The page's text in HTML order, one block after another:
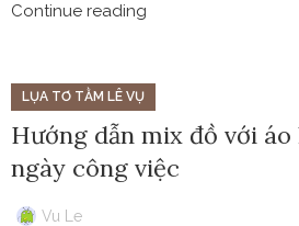
Continue reading
LỤA TƠ TẰM LÊ VỤ
Hướng dẫn mix đồ với
ngày công việc
Vu Le